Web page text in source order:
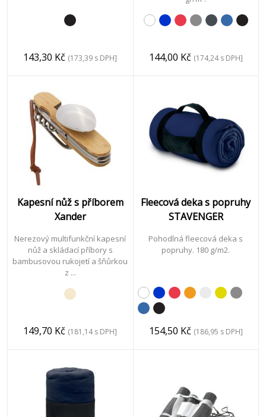
143,30 Kč (173,39 s DPH] 144,00 Kč (174,24 s DPH]
Kapesní nůž s příborem
Xander
Nerezový multifunkční kapesní
nůž a skládací příbory s
bambusovou rukojetí a šňůrkou
z ...
149,70 Kč (181,14 s DPH]
Fleecová deka s popruhy
STAVENGER
Pohodlná fleecová deka s
popruhy. 180 g/m2.
154,50 Kč (186,95 s DPH]